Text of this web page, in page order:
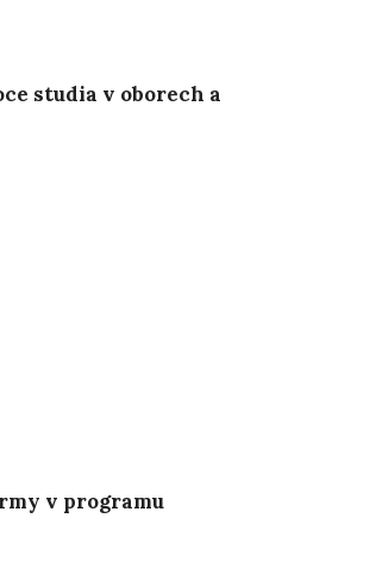
studia v oborech a
v programu